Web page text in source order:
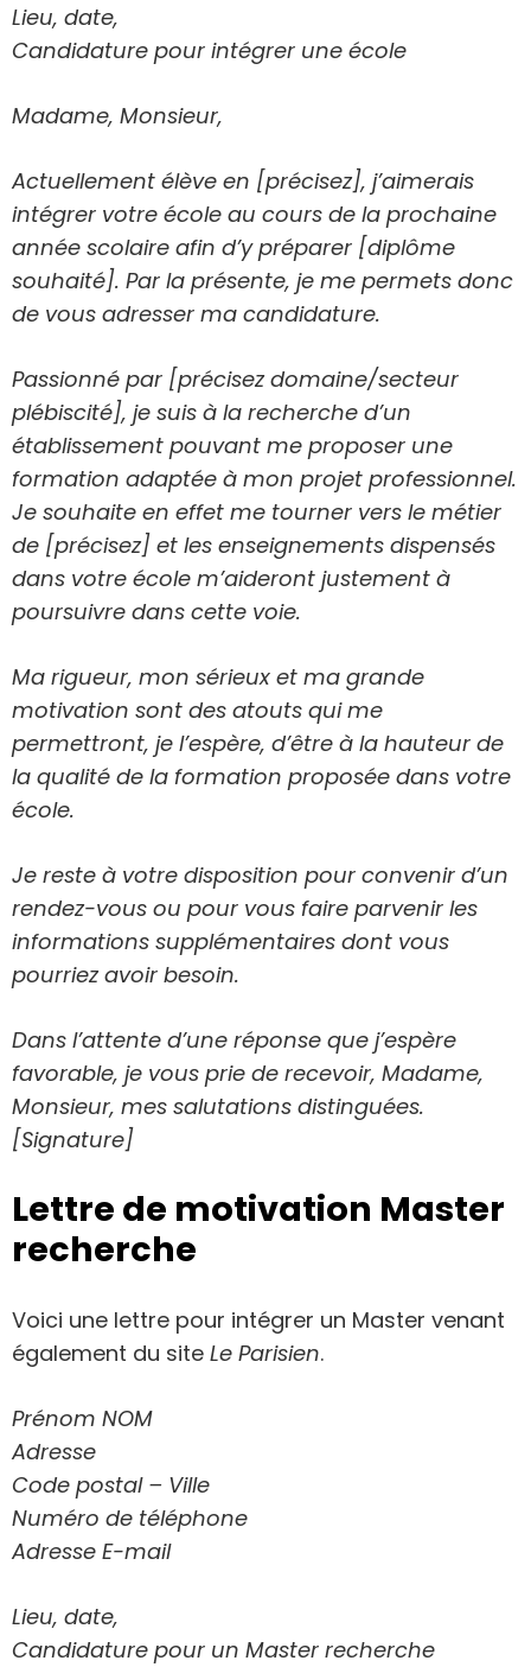
Lieu, date,
Candidature pour intégrer une école
Madame, Monsieur,
Actuellement élève en [précisez], j’aimerais
intégrer votre école au cours de la prochaine
année scolaire afin d’y préparer [diplôme
souhaité]. Par la présente, je me permets donc
de vous adresser ma candidature.
Passionné par [précisez domaine/secteur
plébiscité], je suis à la recherche d’un
établissement pouvant me proposer une
formation adaptée à mon projet professionnel.
Je souhaite en effet me tourner vers le métier
de [précisez] et les enseignements dispensés
dans votre école m’aideront justement à
poursuivre dans cette voie.
Ma rigueur, mon sérieux et ma grande
motivation sont des atouts qui me
permettront, je l’espère, d’être à la hauteur de
la qualité de la formation proposée dans votre
école.
Je reste à votre disposition pour convenir d’un
rendez-vous ou pour vous faire parvenir les
informations supplémentaires dont vous
pourriez avoir besoin.
Dans l’attente d’une réponse que j’espère
favorable, je vous prie de recevoir, Madame,
Monsieur, mes salutations distinguées.
[Signature]
Lettre de motivation Master
recherche
Voici une lettre pour intégrer un Master venant
également du site Le Parisien.
Prénom NOM
Adresse
Code postal – Ville
Numéro de téléphone
Adresse E-mail
Lieu, date,
Candidature pour un Master recherche